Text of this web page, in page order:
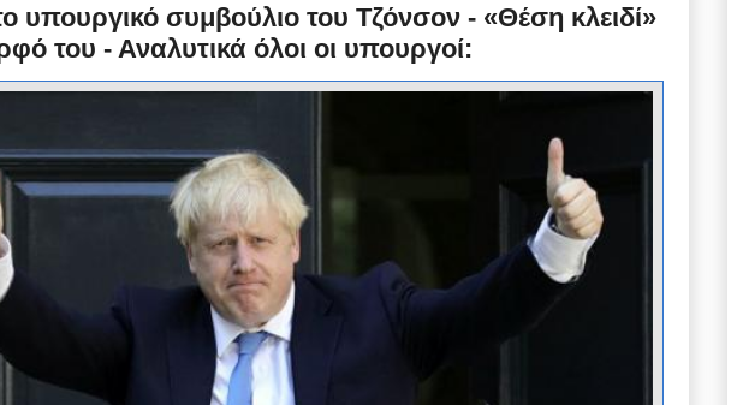
υπουργικό συμβούλιο του Τζόνσον - «Θέση κλειδί»
του - Αναλυτικά όλοι οι υπουργοί: